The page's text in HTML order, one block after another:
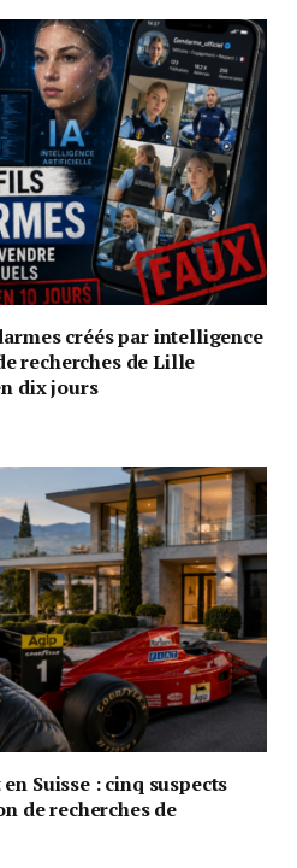
créés par intelligence
recherches de Lille
dix jours
Suisse : cinq suspects
de recherches de